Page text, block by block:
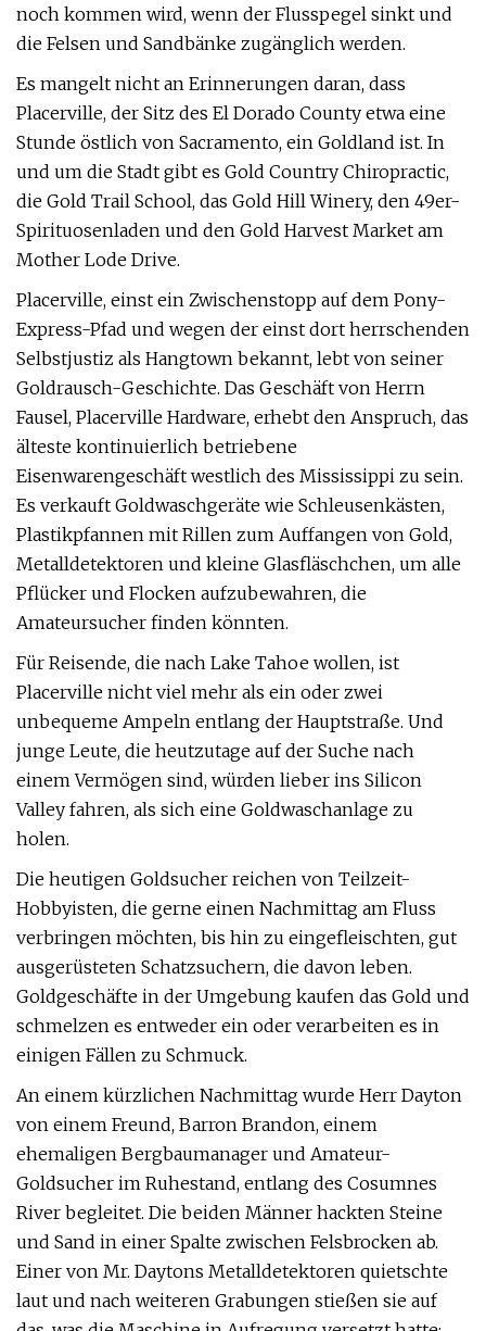
noch kommen wird, wenn der Flusspegel sinkt und
die Felsen und Sandbänke zugänglich werden.
Es mangelt nicht an Erinnerungen daran, dass
Placerville, der Sitz des El Dorado County etwa eine
Stunde östlich von Sacramento, ein Goldland ist. In
und um die Stadt gibt es Gold Country Chiropractic,
die Gold Trail School, das Gold Hill Winery, den 49er-
Spirituosenladen und den Gold Harvest Market am
Mother Lode Drive.
Placerville, einst ein Zwischenstopp auf dem Pony-
Express-Pfad und wegen der einst dort herrschenden
Selbstjustiz als Hangtown bekannt, lebt von seiner
Goldrausch-Geschichte. Das Geschäft von Herrn
Fausel, Placerville Hardware, erhebt den Anspruch, das
älteste kontinuierlich betriebene
Eisenwarengeschäft westlich des Mississippi zu sein.
Es verkauft Goldwaschgeräte wie Schleusenkästen,
Plastikpfannen mit Rillen zum Auffangen von Gold,
Metalldetektoren und kleine Glasfläschchen, um alle
Pflücker und Flocken aufzubewahren, die
Amateursucher finden könnten.
Für Reisende, die nach Lake Tahoe wollen, ist
Placerville nicht viel mehr als ein oder zwei
unbequeme Ampeln entlang der Hauptstraße. Und
junge Leute, die heutzutage auf der Suche nach
einem Vermögen sind, würden lieber ins Silicon
Valley fahren, als sich eine Goldwaschanlage zu
holen.
Die heutigen Goldsucher reichen von Teilzeit-
Hobbyisten, die gerne einen Nachmittag am Fluss
verbringen möchten, bis hin zu eingefleischten, gut
ausgerüsteten Schatzsuchern, die davon leben.
Goldgeschäfte in der Umgebung kaufen das Gold und
schmelzen es entweder ein oder verarbeiten es in
einigen Fällen zu Schmuck.
An einem kürzlichen Nachmittag wurde Herr Dayton
von einem Freund, Barron Brandon, einem
ehemaligen Bergbaumanager und Amateur-
Goldsucher im Ruhestand, entlang des Cosumnes
River begleitet. Die beiden Männer hackten Steine ​​
und Sand in einer Spalte zwischen Felsbrocken ab.
Einer von Mr. Daytons Metalldetektoren quietschte
laut und nach weiteren Grabungen stießen sie auf